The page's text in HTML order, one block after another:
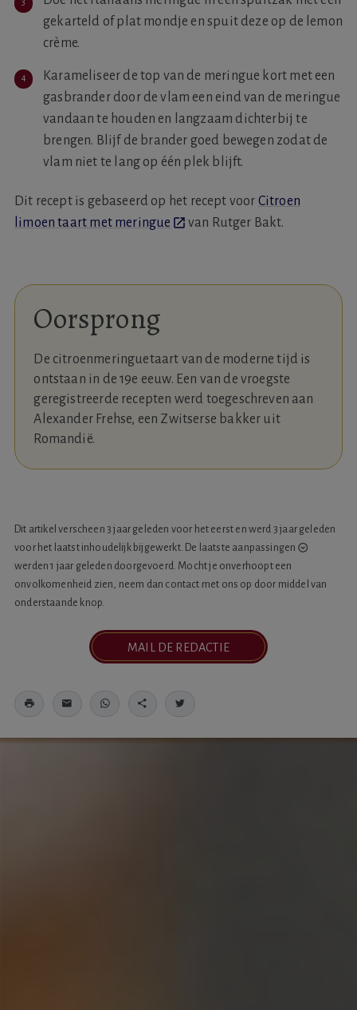
gekarteld of plat mondje en spuit deze op de lemon
crème.
Karameliseer de top van de meringue kort met een
gasbrander door de vlam een eind van de meringue
vandaan te houden en langzaam dichterbij te
brengen. Blijf de brander goed bewegen zodat de
vlam niet te lang op één plek blijft.
Dit recept is gebaseerd op het recept voor Citroen
limoen taart met meringue
van Rutger Bakt.
Oorsprong
De citroenmeringuetaart van de moderne tijd is
ontstaan in de 19e eeuw. Een van de vroegste
geregistreerde recepten werd toegeschreven aan
Alexander Frehse, een Zwitserse bakker uit
Romandië.
Dit artikel verscheen 3 jaar geleden voor het eerst en werd 3 jaar geleden
voor het laatst inhoudelijk bijgewerkt. De laatste aanpassingen
werden 1 jaar geleden doorgevoerd. Mocht je onverhoopt een
onvolkomenheid zien, neem dan contact met ons op door middel van
onderstaande knop.
MAIL DE REDACTIE